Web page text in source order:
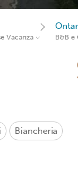
Vacanza B&B e
Biancheria